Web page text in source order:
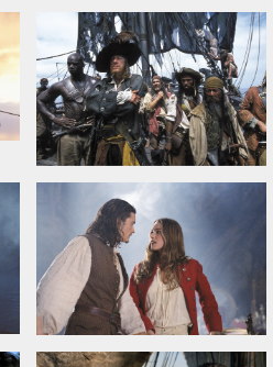
Bloom,Keira Knightley,Jeffrey